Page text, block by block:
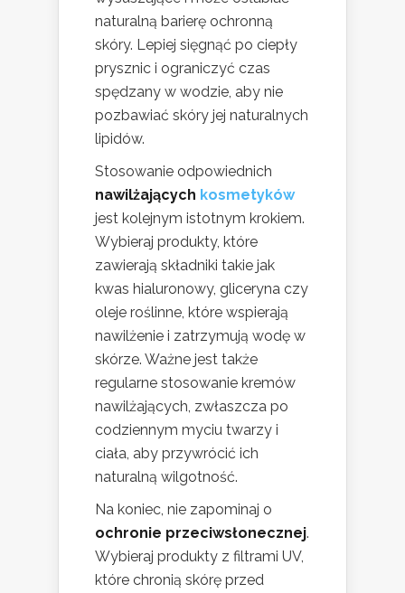
naturalną barierę ochronną
skóry. Lepiej sięgnąć po ciepły
prysznic i ograniczyć czas
spędzany w wodzie, aby nie
pozbawiać skóry jej naturalnych
lipidów.
Stosowanie odpowiednich
nawilżających kosmetyków
jest kolejnym istotnym krokiem.
Wybieraj produkty, które
zawierają składniki takie jak
kwas hialuronowy, gliceryna czy
oleje roślinne, które wspierają
nawilżenie i zatrzymują wodę w
skórze. Ważne jest także
regularne stosowanie kremów
nawilżających, zwłaszcza po
codziennym myciu twarzy i
ciała, aby przywrócić ich
naturalną wilgotność.
Na koniec, nie zapominaj o
ochronie przeciwsłonecznej.
Wybieraj produkty z filtrami UV,
które chronią skórę przed